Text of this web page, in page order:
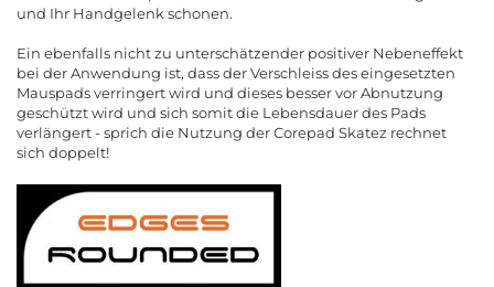
und Ihr Handgelenk schonen.
Ein ebenfalls nicht zu unterschätzender positiver Nebeneffekt
bei der Anwendung ist, dass der Verschleiss des eingesetzten
Mauspads verringert wird und dieses besser vor Abnutzung
geschützt wird und sich somit die Lebensdauer des Pads
verlängert - sprich die Nutzung der Corepad Skatez rechnet
sich doppelt!